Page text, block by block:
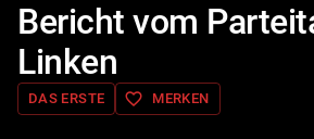
Bericht vom
Linken
DAS ERSTE favorite_border MERKEN